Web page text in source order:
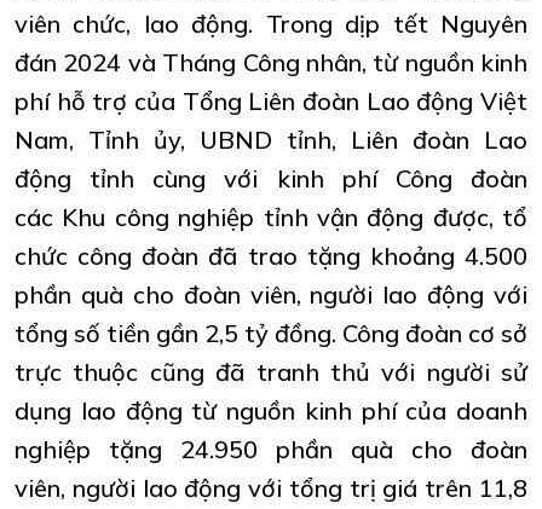
viên chức, lao động. Trong dịp tết Nguyên
đán 2024 và Tháng Công nhân, từ nguồn kinh
phí hỗ trợ của Tổng Liên đoàn Lao động Việt
Nam, Tỉnh ủy, UBND tỉnh, Liên đoàn Lao
động tỉnh cùng với kinh phí Công đoàn
các Khu công nghiệp tỉnh vận động được, tổ
chức công đoàn đã trao tặng khoảng 4.500
phần quà cho đoàn viên, người lao động với
tổng số tiền gần 2,5 tỷ đồng. Công đoàn cơ sở
trực thuộc cũng đã tranh thủ với người sử
dụng lao động từ nguồn kinh phí của doanh
nghiệp tặng 24.950 phần quà cho đoàn
viên, người lao động với tổng trị giá trên 11,8